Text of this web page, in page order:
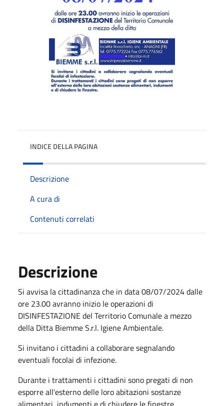
INDICE DELLA PAGINA
Descrizione
A cura di
Contenuti correlati
Descrizione
Si avvisa la cittadinanza che in data 08/07/2024 dalle
ore 23.00 avranno inizio le operazioni di
DISINFESTAZIONE del Territorio Comunale a mezzo
della Ditta Biemme S.r.l. Igiene Ambientale.
Si invitano i cittadini a collaborare segnalando
eventuali focolai di infezione.
Durante i trattamenti i cittadini sono pregati di non
esporre all'esterno delle loro abitazioni sostanze